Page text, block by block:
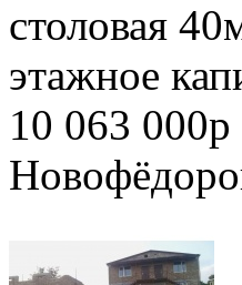
столовая
этажное
10 063 000p